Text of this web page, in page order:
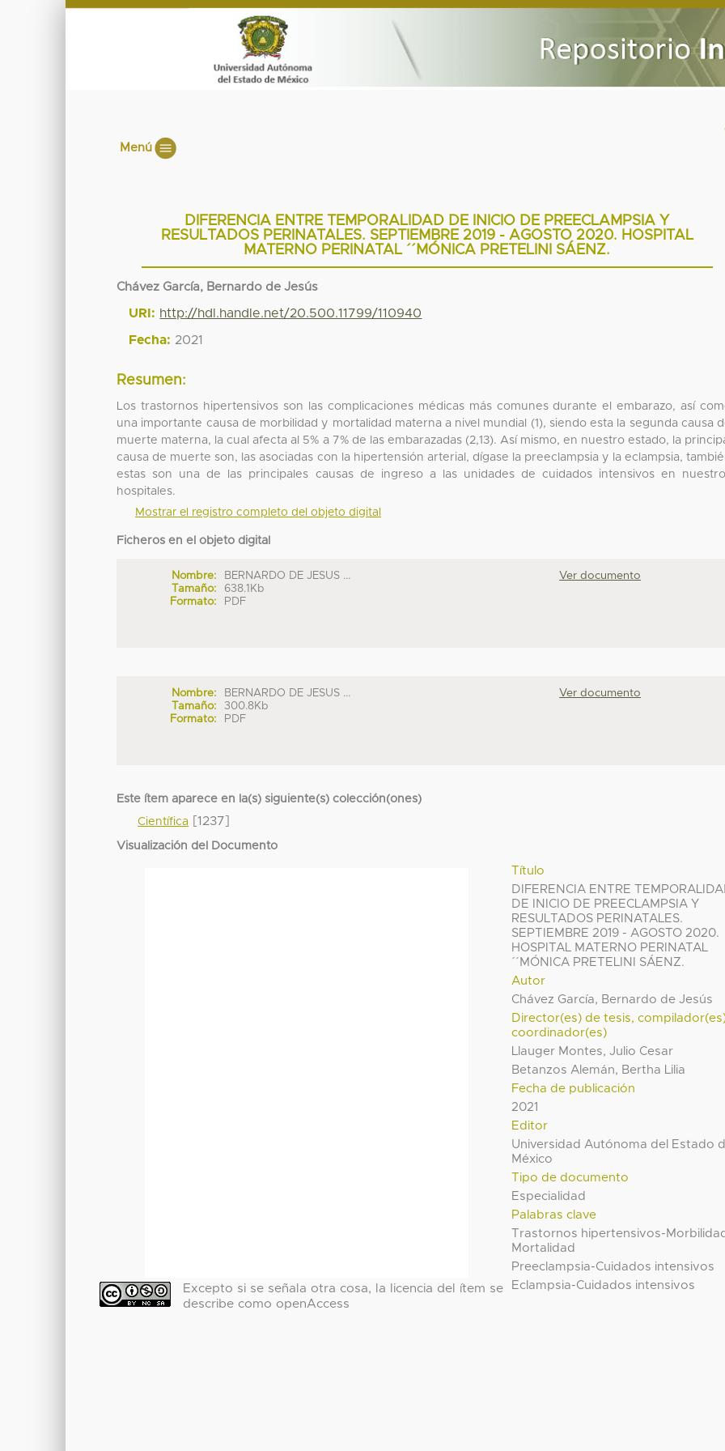
Menú
DIFERENCIA ENTRE TEMPORALIDAD DE INICIO DE PREECLAMPSIA Y
RESULTADOS PERINATALES. SEPTIEMBRE 2019 - AGOSTO 2020. HOSPITAL
MATERNO PERINATAL ´´MÓNICA PRETELINI SÁENZ.
Chávez García, Bernardo de Jesús
URI: http://hdl.handle.net/20.500.11799/110940
Fecha: 2021
Resumen:
Los trastornos hipertensivos son las complicaciones médicas más comunes durante el embarazo, así
una importante causa de morbilidad y mortalidad materna a nivel mundial (1), siendo esta la segunda causa
muerte materna, la cual afecta al 5% a 7% de las embarazadas (2,13). Así mismo, en nuestro estado, la
causa de muerte son, las asociadas con la hipertensión arterial, dígase la preeclampsia y la eclampsia,
estas son una de las principales causas de ingreso a las unidades de cuidados intensivos en
hospitales.
Mostrar el registro completo del objeto digital
Ficheros en el objeto digital
Nombre:
BERNARDO DE JESUS ...
Tamaño:
638.1Kb
Formato:
PDF
Ver documento
Nombre:
BERNARDO DE JESUS ...
Tamaño:
300.8Kb
Formato:
PDF
Ver documento
Este ítem aparece en la(s) siguiente(s) colección(ones)
Científica [1237]
Visualización del Documento
Título
DIFERENCIA ENTRE
DE INICIO DE PREECLAMPSIA Y
RESULTADOS PERINATALES.
SEPTIEMBRE 2019 - AGOSTO 2020.
HOSPITAL MATERNO PERINATAL
´´MÓNICA PRETELINI SÁENZ.
Autor
Chávez García, Bernardo de Jesús
Director(es) de tesis,
coordinador(es)
Llauger Montes, Julio Cesar
Betanzos Alemán, Bertha Lilia
Fecha de publicación
2021
Editor
Universidad Autónoma del Estado
México
Tipo de documento
Especialidad
Palabras clave
Trastornos hipertensivos-
Mortalidad
Preeclampsia-Cuidados intensivos
Eclampsia-Cuidados intensivos
Excepto si se señala otra cosa, la licencia del ítem se
describe como openAccess